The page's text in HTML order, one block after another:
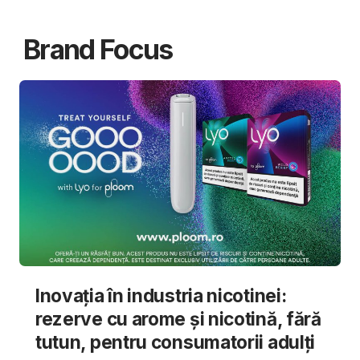
Brand Focus
Inovația în industria nicotinei:
rezerve cu arome și nicotină, fără
tutun, pentru consumatorii adulți